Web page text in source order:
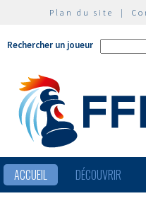
Plan du site |
Rechercher un joueur
ACCUEIL DÉCOUVRIR